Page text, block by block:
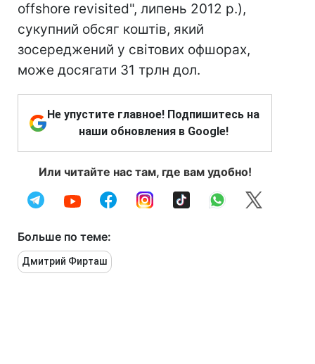
offshore revisited", липень 2012 р.),
сукупний обсяг коштів, який
зосереджений у світових офшорах,
може досягати 31 трлн дол.
Не упустите главное! Подпишитесь на
наши обновления в Google!
Или читайте нас там, где вам удобно!
Больше по теме:
Дмитрий Фирташ